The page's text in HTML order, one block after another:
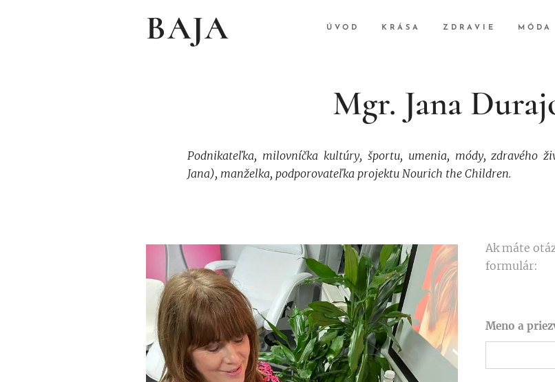
BAJA ÚVOD KRÁSA ZDRAVIE MÓDA
Mgr. Jana
Podnikateľka, milovníčka kultúry, športu, umenia, módy, zdravého
Jana), manželka, podporovateľka projektu Nourich the Children.
Ak máte
formulár:
Meno a